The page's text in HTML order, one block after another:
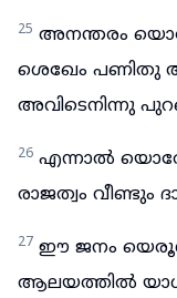
25 അനന്തരം
ശെഖേം പണിതു
അവിടെനിന്നു
26 എന്നാൽ
രാജത്വം വീണ്ടും
27 ഈ ജനം
ആലയത്തിൽ